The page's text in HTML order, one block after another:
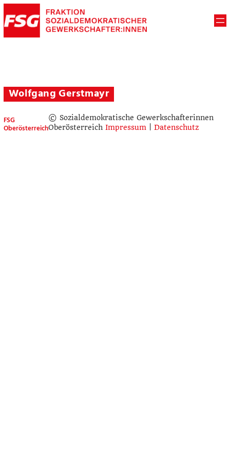
Wolfgang Gerstmayr
FSG
Oberösterreich
© Sozialdemokratische Gewerkschafterinnen
Oberösterreich Impressum| Datenschutz